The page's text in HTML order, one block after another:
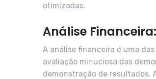
otimizadas.
Análise
A análise financeira é uma
avaliação minuciosa das
demonstração de resultados.